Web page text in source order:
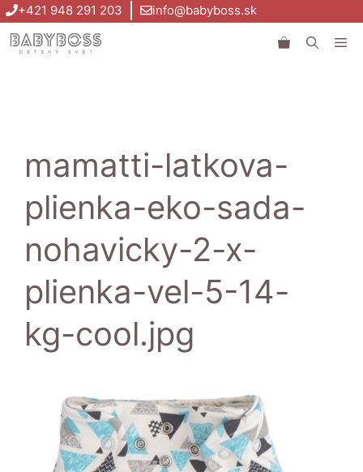
Preskočiť
na
obsah
+421 948 291 203 info@babyboss.sk
mamatti-latkova-
plienka-eko-sada-
nohavicky-2-x-
plienka-vel-5-14-
kg-cool.jpg